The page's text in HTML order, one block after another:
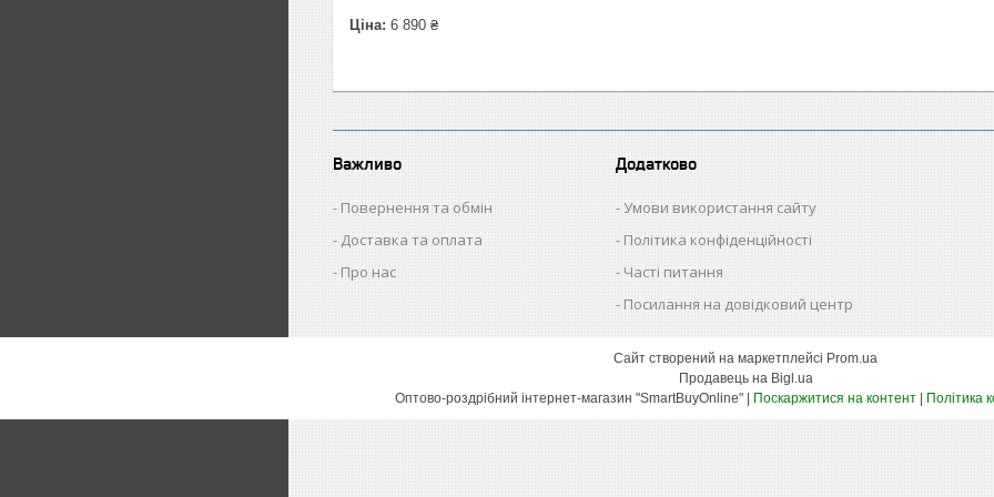
Ціна: 6 890 ₴
Важливо
Повернення та обмін
Доставка та оплата
Про нас
Додатково
Умови використання сайту
Політика конфіденційності
Часті питання
Посилання на довідковий центр
Сайт створений на маркетплейсі Prom.ua
Продавець на Bigl.ua
Поскаржитися на контент Політика